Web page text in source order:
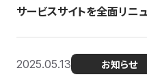
サービスサイトを全面リニ
2025.05.13 お知らせ